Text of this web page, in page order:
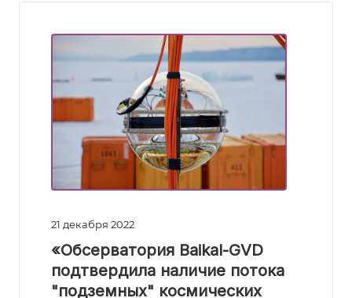
21 декабря 2022
«Обсерватория Baikal-GVD
подтвердила наличие потока
"подземных" космических